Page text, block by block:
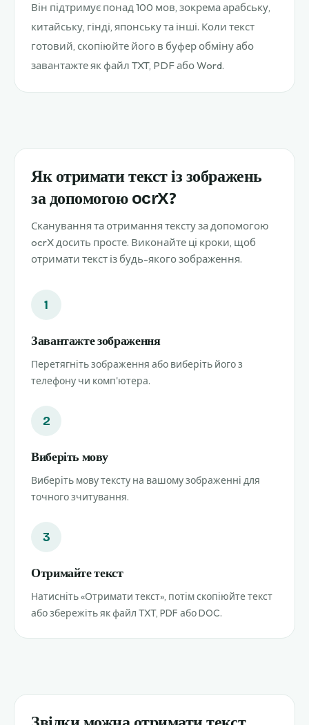
Він підтримує понад 100 мов, зокрема арабську,
китайську, гінді, японську та інші. Коли текст
готовий, скопіюйте його в буфер обміну або
завантажте як файл TXT, PDF або Word.
Як отримати текст із зображень
за допомогою ocrX?
Сканування та отримання тексту за допомогою
ocrX досить просте. Виконайте ці кроки, щоб
отримати текст із будь-якого зображення.
1
Завантажте зображення
Перетягніть зображення або виберіть його з
телефону чи комп'ютера.
2
Виберіть мову
Виберіть мову тексту на вашому зображенні для
точного зчитування.
3
Отримайте текст
Натисніть «Отримати текст», потім скопіюйте текст
або збережіть як файл TXT, PDF або DOC.